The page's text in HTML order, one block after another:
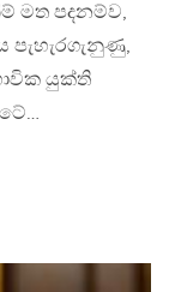
මත පදනම්ව,
යුක්ති